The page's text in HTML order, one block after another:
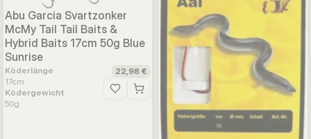
Abu Garcia Svartzonker
McMy Tail Tail Baits &
Hybrid Baits 17cm 50g Blue
Sunrise
Köderlänge
17cm
Ködergewicht
50g
22,98 €
Zur Wunschliste hinzufügen